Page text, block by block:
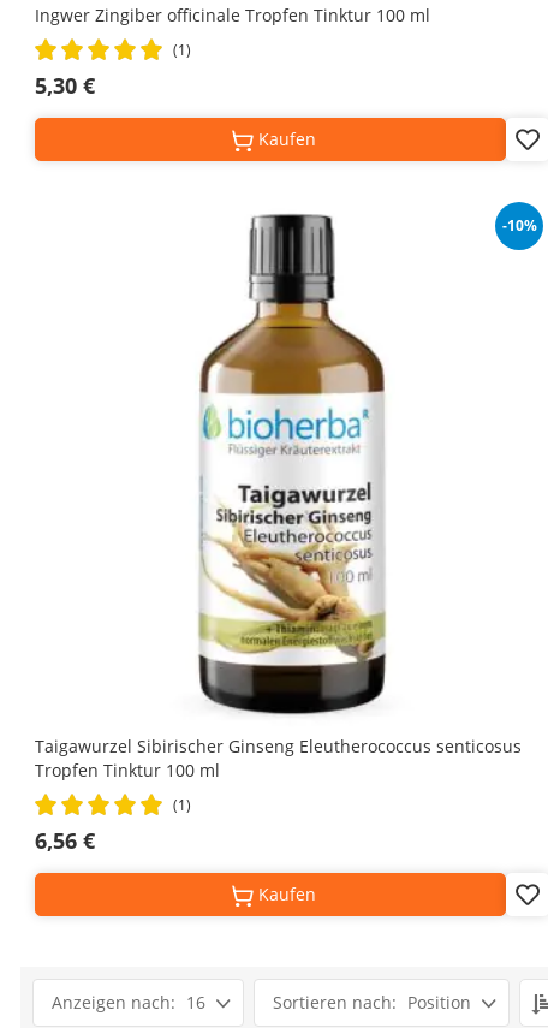
Ingwer Zingiber officinale Tropfen Tinktur 100 ml
Rating:
(1)
5,30 €
Kaufen
Add
List
-10%
Taigawurzel Sibirischer Ginseng Eleutherococcus senticosus
Tropfen Tinktur 100 ml
Rating:
(1)
6,56 €
Kaufen
Add
16
Position